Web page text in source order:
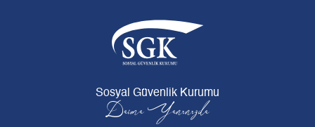
Sosyal Güvenlik Kurumu
Daima Yanınızda